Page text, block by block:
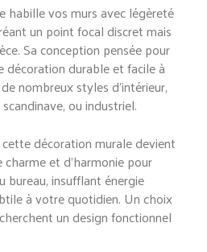
habille vos murs avec légèreté
un point focal discret mais
Sa conception pensée pour
décoration durable et facile à
nombreux styles d’intérieur,
ou industriel.
décoration murale devient
et d’harmonie pour
bureau, insufflant énergie
à votre quotidien. Un choix
un design fonctionnel